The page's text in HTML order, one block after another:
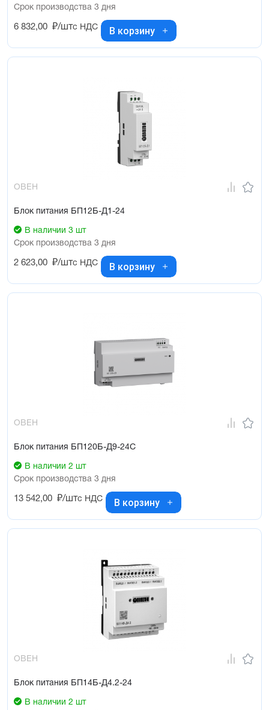
Срок производства 3 дня
6 832,00 ₽/штс НДС В корзину
ОВЕН
Блок питания БП12Б-Д1-24
В наличии 3 шт
Срок производства 3 дня
2 623,00 ₽/штс НДС В корзину
ОВЕН
Блок питания БП120Б-Д9-24С
В наличии 2 шт
Срок производства 3 дня
13 542,00 ₽/штс НДС В корзину
ОВЕН
Блок питания БП14Б-Д4.2-24
В наличии 2 шт